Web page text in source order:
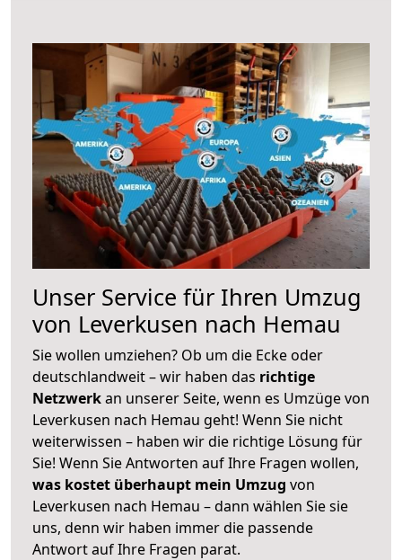
Unser Service für Ihren Umzug
von Leverkusen nach Hemau
Sie wollen umziehen? Ob um die Ecke oder
deutschlandweit – wir haben das richtige
Netzwerkan unserer Seite, wenn es Umzüge von
Leverkusen nach Hemau geht! Wenn Sie nicht
weiterwissen – haben wir die richtige Lösung für
Sie! Wenn Sie Antworten auf Ihre Fragen wollen,
was kostet überhaupt mein Umzug von
Leverkusen nach Hemau – dann wählen Sie sie
uns, denn wir haben immer die passende
Antwort auf Ihre Fragen parat.